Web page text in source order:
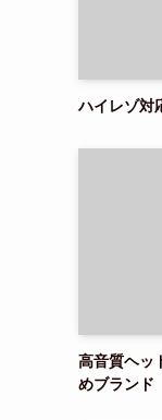
ハイレゾ対
高音質ヘッ
めブランド